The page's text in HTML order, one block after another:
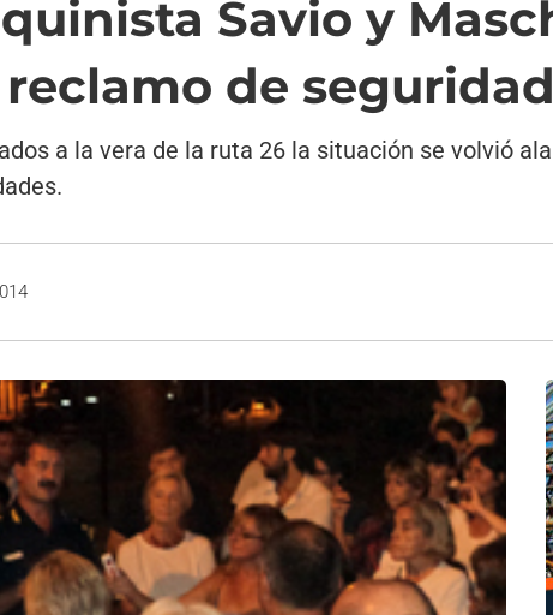
Savio y
de seguridad
a la vera de la ruta 26 la situación se volvió